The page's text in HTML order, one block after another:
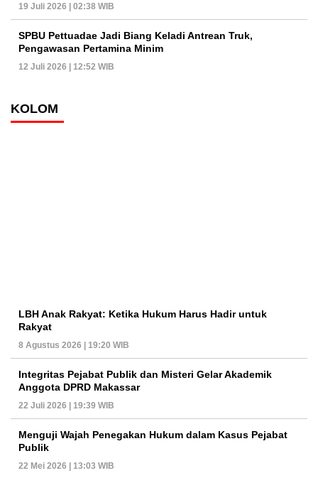
19 Juli 2026 | 02:38 WIB
SPBU Pettuadae Jadi Biang Keladi Antrean Truk,
Pengawasan Pertamina Minim
12 Juli 2026 | 12:52 WIB
KOLOM
LBH Anak Rakyat: Ketika Hukum Harus Hadir untuk
Rakyat
8 Agustus 2026 | 19:20 WIB
Integritas Pejabat Publik dan Misteri Gelar Akademik
Anggota DPRD Makassar
22 Juli 2026 | 19:39 WIB
Menguji Wajah Penegakan Hukum dalam Kasus Pejabat
Publik
22 Mei 2026 | 13:03 WIB